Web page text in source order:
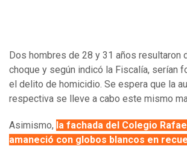
Dos hombres de 28 y 31 años resultaron
choque y según indicó la Fiscalía, serían
el delito de homicidio. Se espera que la
respectiva se lleve a cabo este mismo
Asimismo, la fachada del Colegio
amaneció con globos blancos en